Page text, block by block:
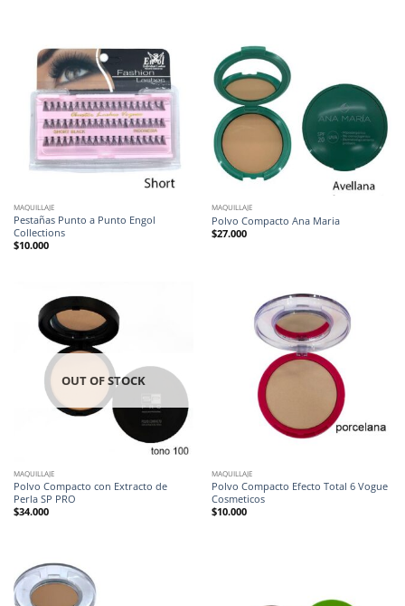
MAQUILLAJE
Pestañas Punto a Punto Engol
Collections
$10.000
MAQUILLAJE
Polvo Compacto Ana Maria
$27.000
OUT OF STOCK
MAQUILLAJE
Polvo Compacto con Extracto de
Perla SP PRO
$34.000
MAQUILLAJE
Polvo Compacto Efecto Total 6 Vogue
Cosmeticos
$10.000